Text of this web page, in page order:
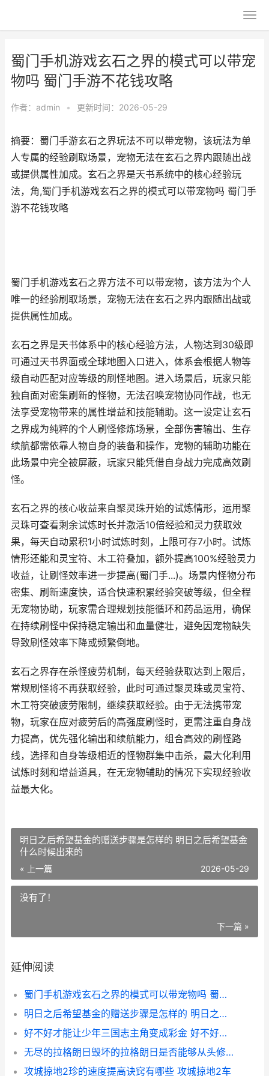
蜀门手机游戏玄石之界的模式可以带宠
物吗 蜀门手游不花钱攻略
作者： admin • 更新时间：2026-05-29
摘要：蜀门手游玄石之界玩法不可以带宠物，该玩法为单
人专属的经验刷取场景，宠物无法在玄石之界内跟随出战
或提供属性加成。玄石之界是天书系统中的核心经验玩
法，角,蜀门手机游戏玄石之界的模式可以带宠物吗 蜀门手
游不花钱攻略
蜀门手机游戏玄石之界方法不可以带宠物，该方法为个人
唯一的经验刷取场景，宠物无法在玄石之界内跟随出战或
提供属性加成。
玄石之界是天书体系中的核心经验方法，人物达到30级即
可通过天书界面或全球地图入口进入，体系会根据人物等
级自动匹配对应等级的刷怪地图。进入场景后，玩家只能
独自面对密集刷新的怪物，无法召唤宠物协同作战，也无
法享受宠物带来的属性增益和技能辅助。这一设定让玄石
之界成为纯粹的个人刷怪修炼场景，全部伤害输出、生存
续航都需依靠人物自身的装备和操作，宠物的辅助功能在
此场景中完全被屏蔽，玩家只能凭借自身战力完成高效刷
怪。
玄石之界的核心收益来自聚灵珠开始的试炼情形，运用聚
灵珠可查看剩余试炼时长并激活10倍经验和灵力获取效
果，每天自动累积1小时试炼时刻，上限可存7小时。试炼
情形还能和灵宝符、木工符叠加，额外提高100%经验灵力
收益，让刷怪效率进一步提高(蜀门手...)。场景内怪物分布
密集、刷新速度快，适合快速积累经验突破等级，但全程
无宠物协助，玩家需合理规划技能循环和药品运用，确保
在持续刷怪中保持稳定输出和血量健壮，避免因宠物缺失
导致刷怪效率下降或频繁倒地。
玄石之界存在杀怪疲劳机制，每天经验获取达到上限后，
常规刷怪将不再获取经验，此时可通过聚灵珠或灵宝符、
木工符突破疲劳限制，继续获取经验。由于无法携带宠
物，玩家在应对疲劳后的高强度刷怪时，更需注重自身战
力提高，优先强化输出和续航能力，组合高效的刷怪路
线，选择和自身等级相近的怪物群集中击杀，最大化利用
试炼时刻和增益道具，在无宠物辅助的情况下实现经验收
益最大化。
明日之后希望基金的赠送步骤是怎样的 明日之后希望基金
什么时候出来的
« 上一篇 2026-05-29
没有了！
下一篇 »
延伸阅读
蜀门手机游戏玄石之界的模式可以带宠物吗 蜀门手游不花钱攻略
明日之后希望基金的赠送步骤是怎样的 明日之后希望基金什么时候出来的
好不好才能让少年三国志主角变成彩金 好不好才能让少喝点酒
无尽的拉格朗日毁坏的拉格朗日是否能够从头修复 无尽的拉格朗日云游戏
攻城掠地2珍的速度提高诀窍有哪些 攻城掠地2车